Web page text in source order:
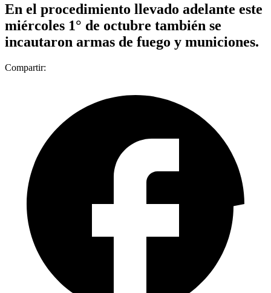
En el procedimiento llevado adelante este
miércoles 1° de octubre también se
incautaron armas de fuego y municiones.
Compartir: